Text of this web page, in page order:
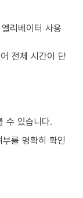
리베이터 사용
전체 시간이 단
수 있습니다.
를 명확히 확인